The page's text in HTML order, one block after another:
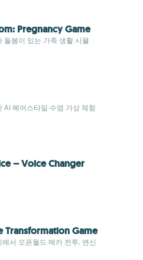
Pregnancy Game
돌봄이 있는 가족 생활 시뮬
AI 헤어스타일·수염 가상 체험
– Voice Changer
Transformation Game
서 오픈월드 메카 전투, 변신